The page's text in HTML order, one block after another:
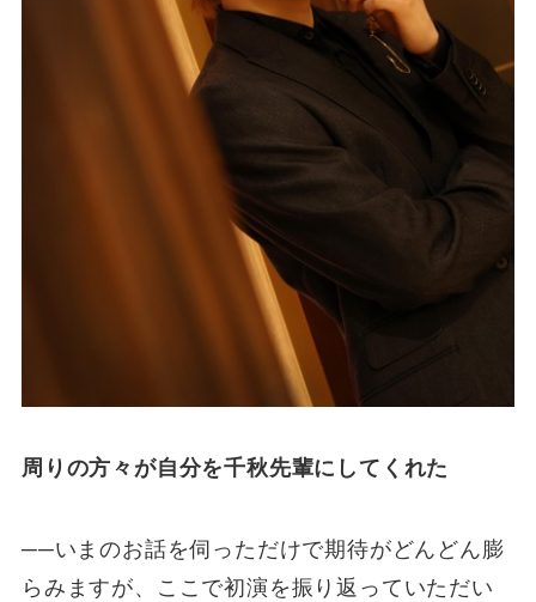
周りの方々が自分を千秋先輩にしてくれた
──いまのお話を伺っただけで期待がどんどん膨
らみますが、ここで初演を振り返っていただい